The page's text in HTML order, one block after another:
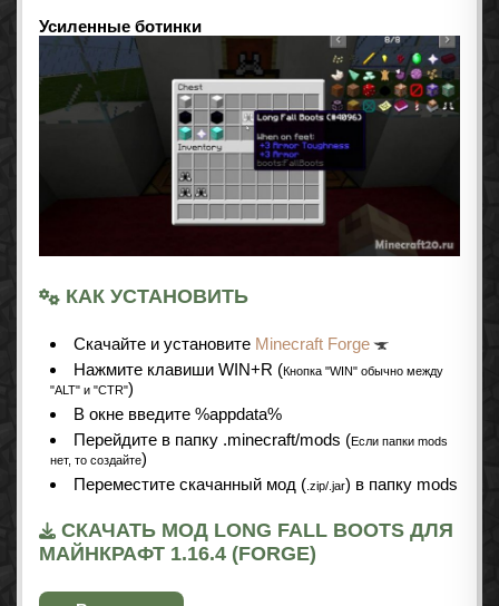
Усиленные ботинки
КАК УСТАНОВИТЬ
Cкачайте и установите Minecraft Forge
Нажмите клавиши WIN+R (Кнопка "WIN" обычно между
"ALT" и "CTR")
В окне введите %appdata%
Перейдите в папку .minecraft/mods (Если папки mods
нет, то создайте)
Переместите скачанный мод ( .zip/.jar) в папку mods
СКАЧАТЬ МОД LONG FALL BOOTS ДЛЯ
МАЙНКРАФТ 1.16.4 (FORGE)